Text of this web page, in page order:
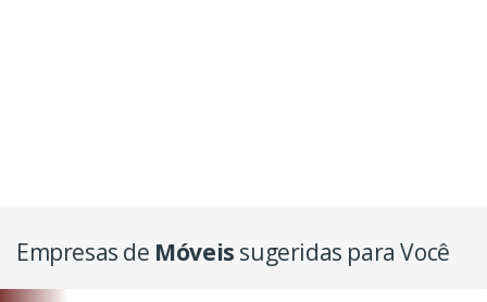
Empresas de Móveis sugeridas para Você